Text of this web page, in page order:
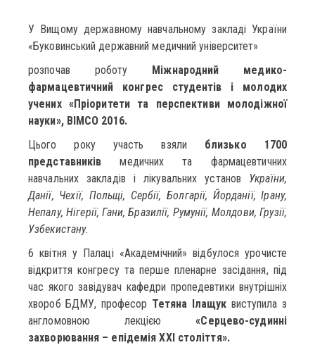
У Вищому державному навчальному закладі України
«Буковинський державний медичний університет»
розпочав роботу Міжнародний медико-
фармацевтичний конгрес студентів і молодих
учених «Пріоритети та перспективи молодіжної
науки», BIMCO 2016.
Цього року участь взяли близько 1700
представників медичних та фармацевтичних
навчальних закладів і лікувальних установ України,
Данії, Чехії, Польщі, Сербії, Болгарії, Йорданії, Ірану,
Непалу, Нігерії, Гани, Бразилії, Румунії, Молдови, Грузії,
Узбекистану.
6 квітня у Палаці «Академічний» відбулося урочисте
відкриття конгресу та перше пленарне засідання, під
час якого завідувач кафедри пропедевтики внутрішніх
хвороб БДМУ, професор Тетяна Ілащук виступила з
англомовною лекцією«Серцево-судинні
захворювання – епідемія ХХІ століття».